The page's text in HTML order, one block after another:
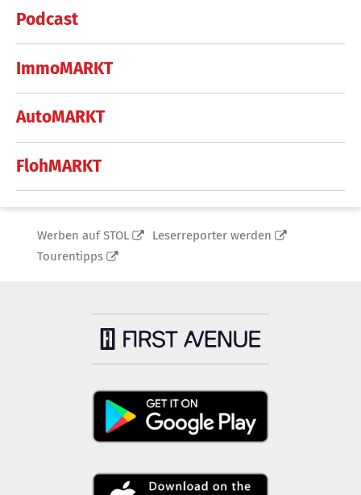
Podcast
ImmoMARKT
AutoMARKT
FlohMARKT
Werben auf STOL
Leserreporter werden
Tourentipps